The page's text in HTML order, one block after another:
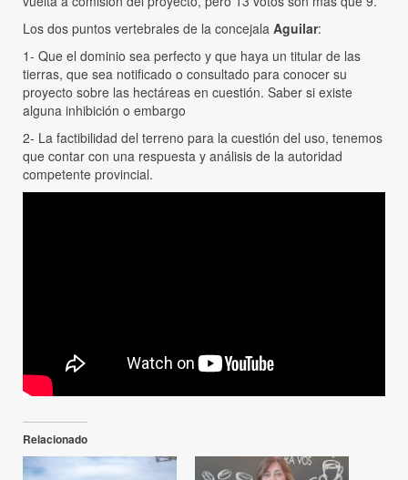
Los dos puntos vertebrales de la concejala Aguilar:
1- Que el dominio sea perfecto y que haya un titular de las
tierras, que sea notificado o consultado para conocer su
proyecto sobre las hectáreas en cuestión. Saber si existe
alguna inhibición o embargo
2- La factibilidad del terreno para la cuestión del uso, tenemos
que contar con una respuesta y análisis de la autoridad
competente provincial.
Relacionado